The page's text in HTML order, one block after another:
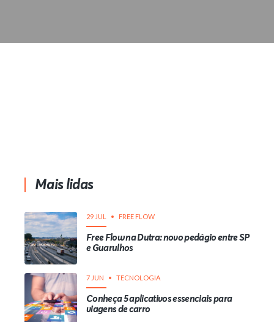
Mais lidas
29 JUL FREE FLOW
Free Flow na Dutra: novo pedágio entre SP
e Guarulhos
7 JUN TECNOLOGIA
Conheça 5 aplicativos essenciais para
viagens de carro